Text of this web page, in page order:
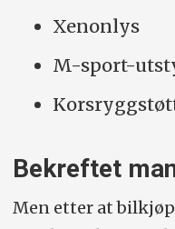
Xenonlys
M-sport-
Bekreftet
Men etter at